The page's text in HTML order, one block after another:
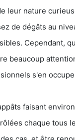
leur nature
de dégâts au
Cependant,
beaucoup
s'en
faisant
chaque tous